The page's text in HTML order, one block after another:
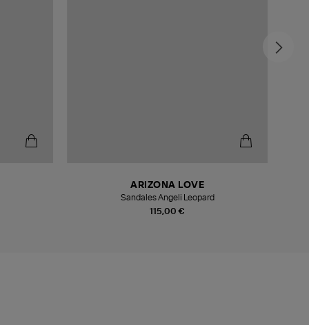
115,00 €
ARIZONA LOVE
Sandales Angeli Leopard